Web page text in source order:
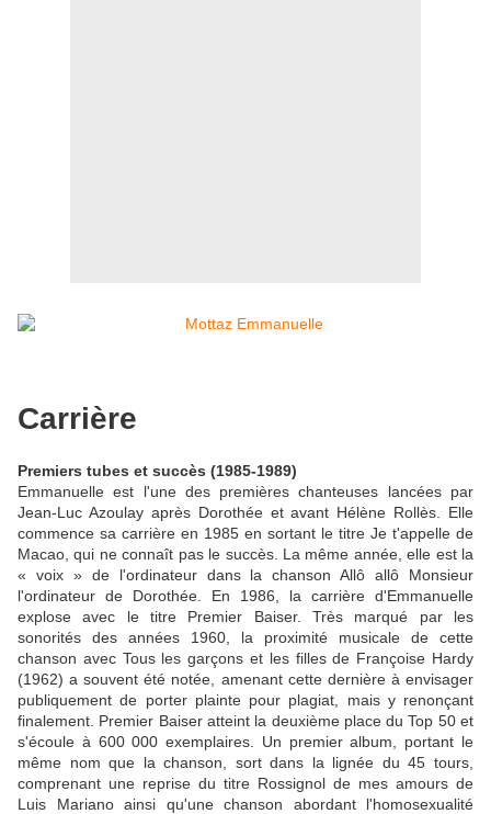
Carrière
Premiers tubes et succès (1985-1989)
Emmanuelle est l'une des premières chanteuses lancées par
Jean-Luc Azoulay après Dorothée et avant Hélène Rollès. Elle
commence sa carrière en 1985 en sortant le titre Je t'appelle de
Macao, qui ne connaît pas le succès. La même année, elle est la
« voix » de l'ordinateur dans la chanson Allô allô Monsieur
l'ordinateur de Dorothée. En 1986, la carrière d'Emmanuelle
explose avec le titre Premier Baiser. Très marqué par les
sonorités des années 1960, la proximité musicale de cette
chanson avec Tous les garçons et les filles de Françoise Hardy
(1962) a souvent été notée, amenant cette dernière à envisager
publiquement de porter plainte pour plagiat, mais y renonçant
finalement. Premier Baiser atteint la deuxième place du Top 50 et
s'écoule à 600 000 exemplaires. Un premier album, portant le
même nom que la chanson, sort dans la lignée du 45 tours,
comprenant une reprise du titre Rossignol de mes amours de
Luis Mariano ainsi qu'une chanson abordant l'homosexualité